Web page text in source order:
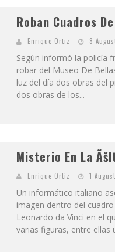
Roban Cuadros
Enrique Ortiz 8
Según informó la policía
robar del Museo De
luz del día dos obras del
dos obras de los...
Misterio En La
Enrique Ortiz 1
Un informático italiano
imagen dentro del
Leonardo da Vinci en el
varias figuras, entre ellas